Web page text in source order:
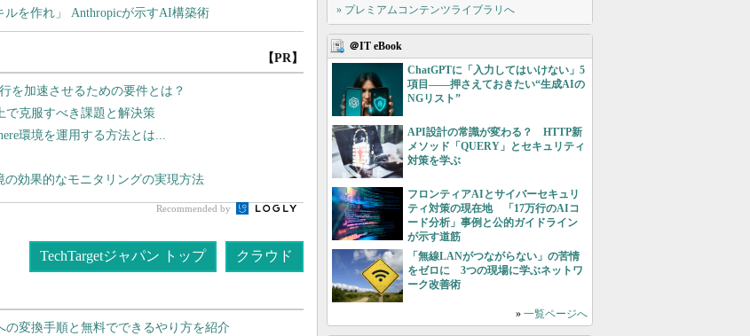
【PR】
を加速させるための要件とは？
で克服すべき課題と解決策
環境を運用する方法とは...
効果的なモニタリングの実現方法
Recommended by
TechTargetジャパン トップ クラウド
の変換手順と無料でできるやり方を紹介
» プレミアムコンテンツライブラリへ
＠IT eBook
ChatGPTに「入力してはいけない」5
項目――押さえておきたい“生成AIの
NGリスト”
API設計の常識が変わる？ HTTP新
メソッド「QUERY」とセキュリティ
対策を学ぶ
フロンティアAIとサイバーセキュリ
ティ対策の現在地 「17万行のAIコ
ード分析」事例と公的ガイドライン
が示す道筋
「無線LANがつながらない」の苦情
をゼロに 3つの現場に学ぶネットワ
ーク改善術
» 一覧ページへ